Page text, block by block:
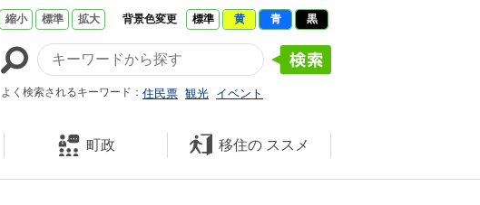
たくさんの 笑顔と元気 久米
縮小 標準 拡大 背景色変更 標準 黄 青 黒
よく検索されるキーワード： 住民票 観光 イベント
町政 移住の ススメ